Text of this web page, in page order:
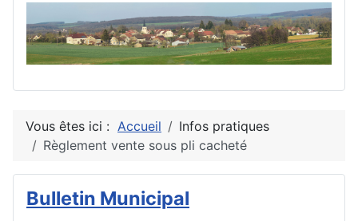
Vous êtes ici : Accueil
Infos pratiques
Règlement vente sous pli cacheté
Bulletin Municipal